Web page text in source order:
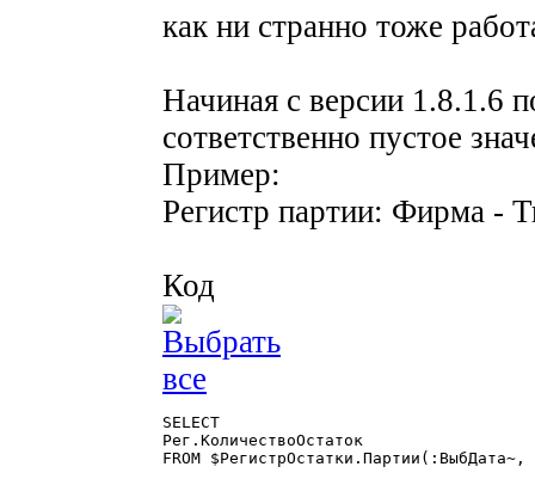
как ни странно тоже
Начиная с версии 1.8.1.6
сответственно пустое
Пример:
Регистр партии: Фирма -
Код
SELECT
Рег.КоличествоОстаток
FROM